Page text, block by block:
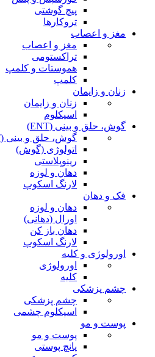
پیچ گوشتی
تروکارها
مغز و اعصاب
مغز و اعصاب
تراکستومی
هموستات و کلمپ
کلمپ
زنان و زایمان
زنان و زایمان
اسپکلوم
گوش، حلق و بینی (ENT)
گوش، حلق و بینی (ENT)
اتولوژی (گوش)
رینوپلاستی
دهان و لوزه
لارنگ اسکوپ
فک و دهان
دهان و لوزه
اورال (دهانی)
دهان باز کن
لارنگ اسکوپ
اورولوژی و کلیه
اورولوژی
کلیه
چشم پزشکی
چشم پزشکی
اسپکلوم چشمی
پوست و مو
پوست و مو
پانچ پوستی